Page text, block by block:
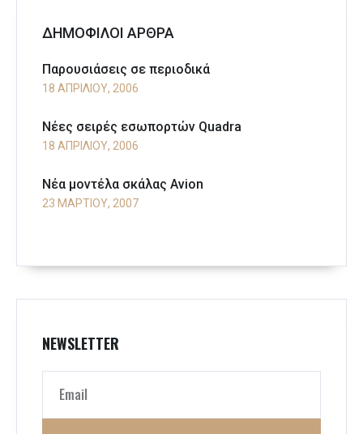
ΔΗΜΟΦΙΛΟΙ ΑΡΘΡΑ
Παρουσιάσεις σε περιοδικά
18 ΑΠΡΙΛΊΟΥ, 2006
Νέες σειρές εσωπορτών Quadra
18 ΑΠΡΙΛΊΟΥ, 2006
Νέα μοντέλα σκάλας Avion
23 ΜΑΡΤΊΟΥ, 2007
NEWSLETTER